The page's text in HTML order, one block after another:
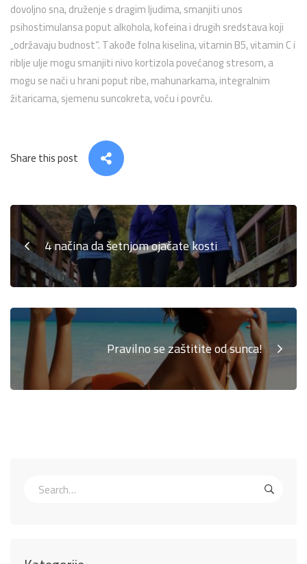
dovoljno sna, druženje s dragim ljudima, smanjiti unos
psihostimulansa poput alkohola, kofeina i drugih sredstava koji
„održavaju budnost“. Takođe folna kiselina, vitamin B5, vitamin C i
riblje ulje mogu smanjiti nivo kortizola povećanog stresom, a
mogu se naći u hrani poput ribe, mahunarkama, integralnim
žitaricama, sjemenu suncokreta, voću i povrću.
Share this post
4 načina da šetnjom ojačate kosti
Pravilno se zaštitite od sunca!